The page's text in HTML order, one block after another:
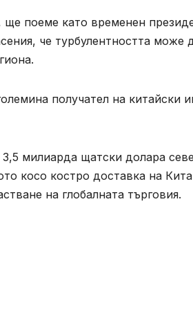
поеме като временен
че турбулентността може
получател на китайски
милиарда щатски долара
косо костро доставка на
на глобалната търговия.